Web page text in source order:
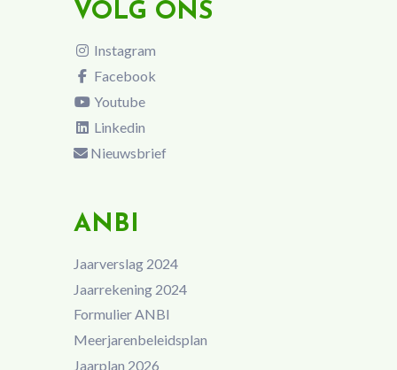
VOLG ONS
Instagram
Facebook
Youtube
Linkedin
Nieuwsbrief
ANBI
Jaarverslag 2024
Jaarrekening 2024
Formulier ANBI
Meerjarenbeleidsplan
Jaarplan 2026